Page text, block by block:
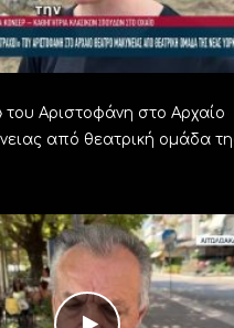
του Αριστοφάνη στο Αρχαίο
από θεατρική ομάδα